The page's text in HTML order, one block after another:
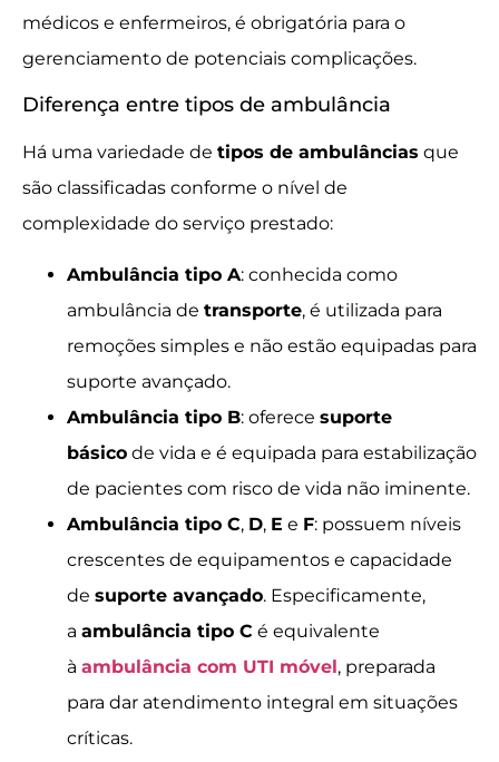
médicos e enfermeiros, é obrigatória para o
gerenciamento de potenciais complicações.
Diferença entre tipos de ambulância
Há uma variedade de tipos de ambulâncias que
são classificadas conforme o nível de
complexidade do serviço prestado:
Ambulância tipo A: conhecida como
ambulância de transporte, é utilizada para
remoções simples e não estão equipadas para
suporte avançado.
Ambulância tipo B: oferece suporte
básico de vida e é equipada para estabilização
de pacientes com risco de vida não iminente.
Ambulância tipo C, D, E e F: possuem níveis
crescentes de equipamentos e capacidade
de suporte avançado. Especificamente,
a ambulância tipo C é equivalente
à ambulância com UTI móvel, preparada
para dar atendimento integral em situações
críticas.